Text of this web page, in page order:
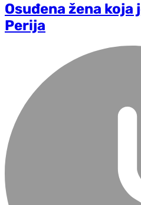
Osuđena žena
Perija